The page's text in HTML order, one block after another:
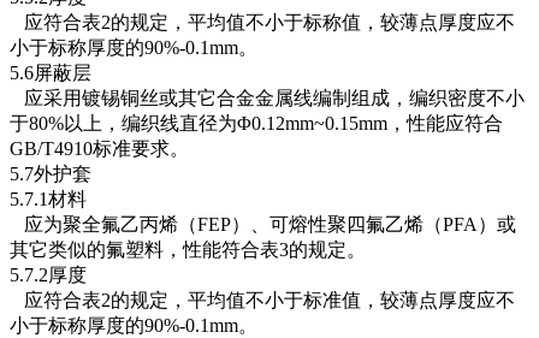
应符合表2的规定，平均值不小于标称值，较薄点厚度应不
小于标称厚度的90%-0.1mm。
5.6屏蔽层
应采用镀锡铜丝或其它合金金属线编制组成，编织密度不小
于80%以上，编织线直径为Φ0.12mm~0.15mm，性能应符合
GB/T4910标准要求。
5.7外护套
5.7.1材料
应为聚全氟乙丙烯（FEP）、可熔性聚四氟乙烯（PFA）或
其它类似的氟塑料，性能符合表3的规定。
5.7.2厚度
应符合表2的规定，平均值不小于标准值，较薄点厚度应不
小于标称厚度的90%-0.1mm。